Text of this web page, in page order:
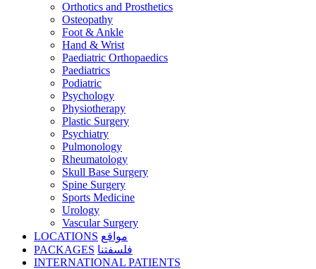
Orthotics and Prosthetics
Osteopathy
Foot & Ankle
Hand & Wrist
Paediatric Orthopaedics
Paediatrics
Podiatric
Psychology
Physiotherapy
Plastic Surgery
Psychiatry
Pulmonology
Rheumatology
Skull Base Surgery
Spine Surgery
Sports Medicine
Urology
Vascular Surgery
LOCATIONS مواقع
PACKAGES فلسفتنا
INTERNATIONAL PATIENTS